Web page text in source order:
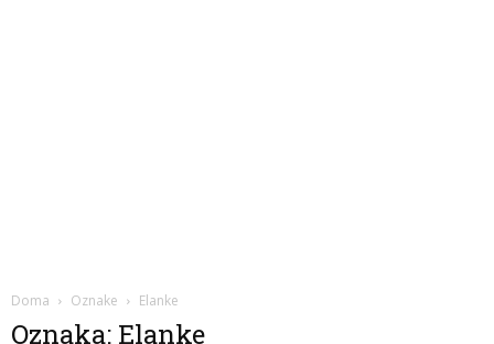
Doma Oznake Elanke
Oznaka: Elanke